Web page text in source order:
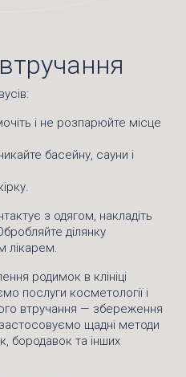
і не розпарюйте місце
басейну, сауни і
з одягом, накладіть
ділянку
лікарем.
родимок в клініці
послуги косметології і
втручання — збереження
щадні методи
бородавок та інших